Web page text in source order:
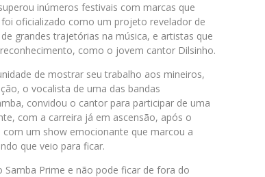
inúmeros festivais com marcas que
oficializado como um projeto revelador de
grandes trajetórias na música, e artistas que
como o jovem cantor Dilsinho.
de mostrar seu trabalho aos mineiros,
o vocalista de uma das bandas
convidou o cantor para participar de uma
com a carreira já em ascensão, após o
com um show emocionante que marcou a
que veio para ficar.
Prime e não pode ficar de fora do